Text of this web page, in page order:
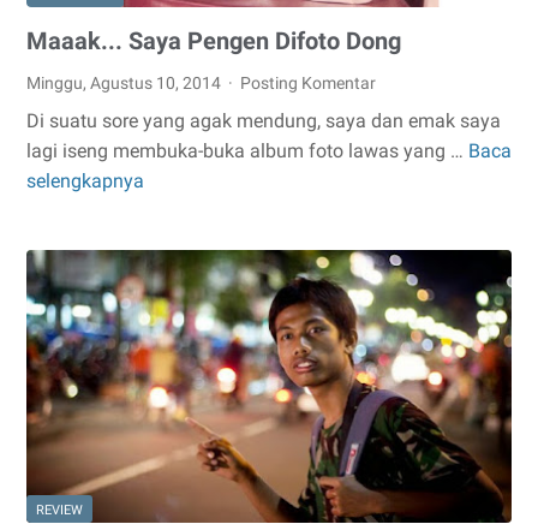
Maaak... Saya Pengen Difoto Dong
Minggu, Agustus 10, 2014 Posting Komentar
Di suatu sore yang agak mendung, saya dan emak saya
lagi iseng membuka-buka album foto lawas yang … Baca
selengkapnya
Maaak...
Dong
REVIEW